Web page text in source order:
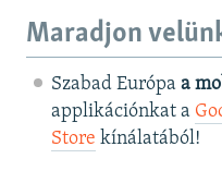
Maradjon
Szabad Európa a
applikációnkat a
Store kínálatából!